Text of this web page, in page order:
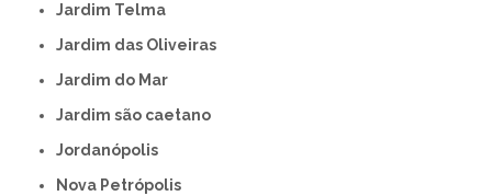
Jardim Telma
Jardim das Oliveiras
Jardim do Mar
Jardim são caetano
Jordanópolis
Nova Petrópolis